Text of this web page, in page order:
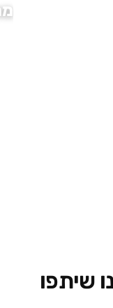
שיתפו